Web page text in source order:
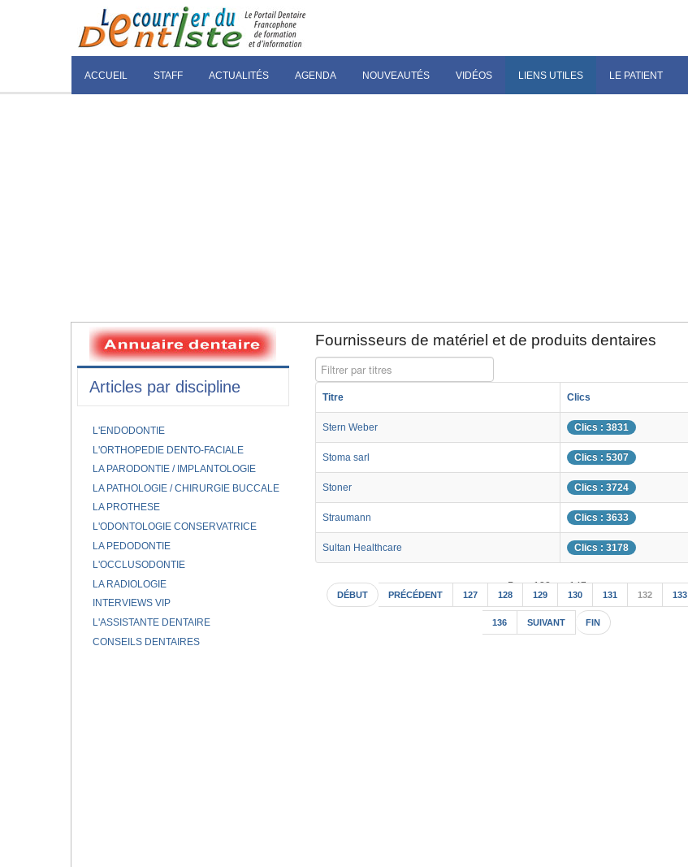
ACCUEIL STAFF ACTUALITÉS AGENDA NOUVEAUTÉS VIDÉOS LIENS UTILES LE PATIENT
Fournisseurs de matériel et de produits dentaires
Filtrer par titres
Titre Clics
Stern Weber Clics : 3831
Stoma sarl Clics : 5307
Stoner Clics : 3724
Straumann Clics : 3633
Sultan Healthcare Clics : 3178
Page 132 sur 147
DÉBUT PRÉCÉDENT 127 128 129 130 131 132 133
136 SUIVANT FIN
Articles par discipline
L'ENDODONTIE
L'ORTHOPEDIE DENTO-FACIALE
LA PARODONTIE / IMPLANTOLOGIE
LA PATHOLOGIE / CHIRURGIE BUCCALE
LA PROTHESE
L'ODONTOLOGIE CONSERVATRICE
LA PEDODONTIE
L'OCCLUSODONTIE
LA RADIOLOGIE
INTERVIEWS VIP
L'ASSISTANTE DENTAIRE
CONSEILS DENTAIRES